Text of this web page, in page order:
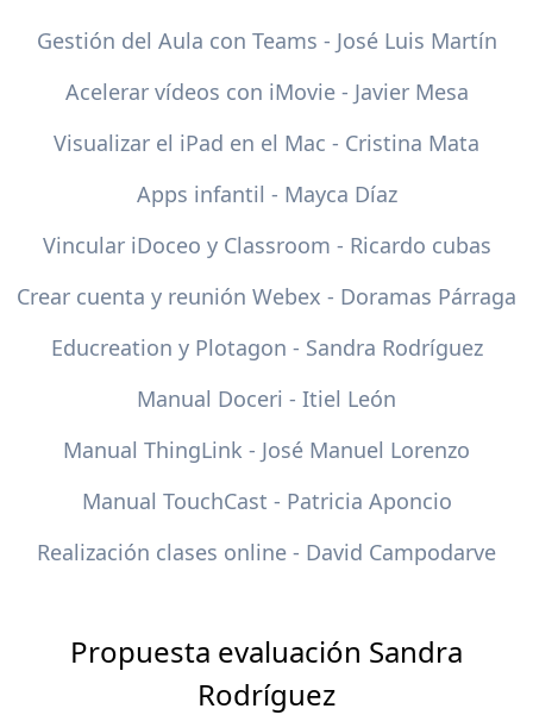
Gestión del Aula con Teams - José Luis Martín
Acelerar vídeos con iMovie - Javier Mesa
Visualizar el iPad en el Mac - Cristina Mata
Apps infantil - Mayca Díaz
Vincular iDoceo y Classroom - Ricardo cubas
Crear cuenta y reunión Webex - Doramas Párraga
Educreation y Plotagon - Sandra Rodríguez
Manual Doceri - Itiel León
Manual ThingLink - José Manuel Lorenzo
Manual TouchCast - Patricia Aponcio
Realización clases online - David Campodarve
Propuesta evaluación Sandra
Rodríguez